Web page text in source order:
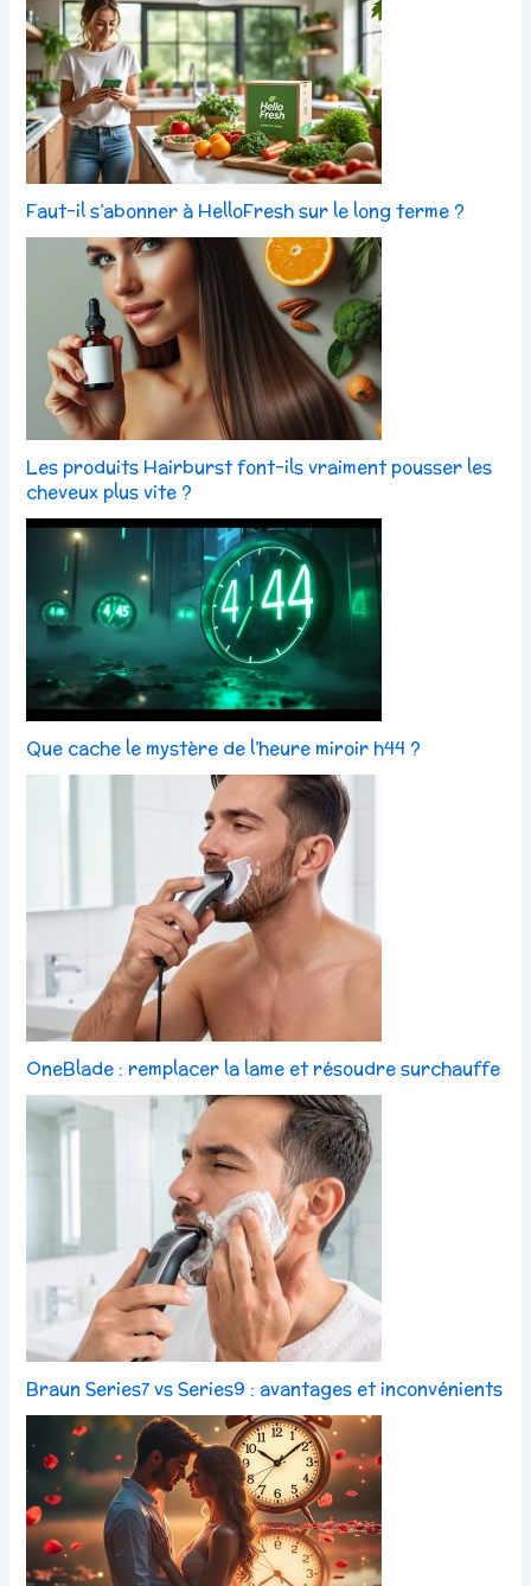
Faut-il s’abonner à HelloFresh sur le long terme ?
Les produits Hairburst font-ils vraiment pousser les
cheveux plus vite ?
Que cache le mystère de l’heure miroir h44 ?
OneBlade : remplacer la lame et résoudre surchauffe
Braun Series7 vs Series9 : avantages et inconvénients